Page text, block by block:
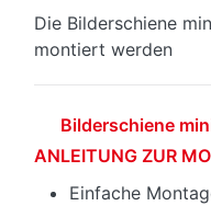
Die Bilderschiene
montiert werden
Bilderschiene
ANLEITUNG ZUR
Einfache